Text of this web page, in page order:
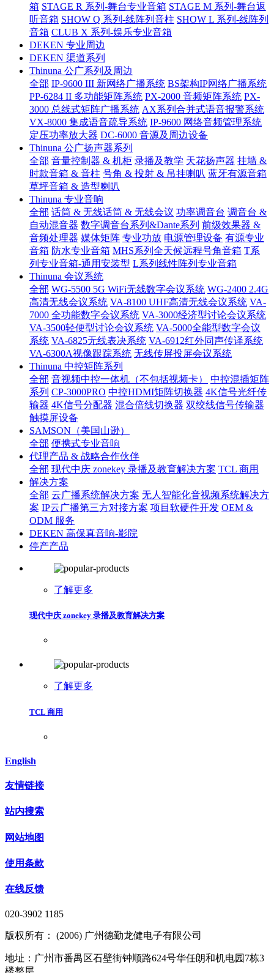
箱 STAGE R 系列-舞台专业音箱 STAGE M 系列-舞台返
听音箱 SHOW Q 系列-线阵列音柱 SHOW L 系列-线阵列
音箱 CLUB X 系列-娱乐专业音箱
DEKEN 专业周边
DEKEN 渠道系列
Thinuna 公广系列及周边
全部 IP-9600 III 新网络广播系统 BS架构IP网络广播系统
PP-6284 II 多功能矩阵系统 PX-2000 音频矩阵系统 PX-
3000 总线式矩阵广播系统 AX系列合并式语音报警系统
VX-8000 集成语音疏导系统 IP-9600 网络音频管理系统
定压功率放大器 DC-6000 音源及周边设备
Thinuna 公广扬声器系列
全部 音量控制器 & 机柜 录播及教学 天花扬声器 挂墙 &
时款音箱 & 音柱 号角 & 投射 & 吊挂喇叭 蓝牙有源音箱
草坪音箱 & 造型喇叭
Thinuna 专业音响
全部 话筒 & 无线话筒 & 无线会议 功率调音台 调音台 &
自动混音器 数字调音台系列&Dante系列 前级效果器 &
音频处理器 媒体矩阵 专业功放 电源管理设备 有源专业
音箱 防水专业音箱 MHS系列全天候远程号角音箱 T系
列专业音箱-通用安装型 L系列线性阵列专业音箱
Thinuna 会议系统
全部 WG-5500 5G WiFi无线数字会议系统 WG-2400 2.4G
高清无线会议系统 VA-8100 UHF高清无线会议系统 VA-
7000 全功能数字会议系统 VA-3000经济型讨论会议系统
VA-3500轻便型讨论会议系统 VA-5000全能型数字会议
系统 VA-6825无线表决系统 VA-6912红外同声传译系统
VA-6300A视像跟踪系统 无线传屏投屏会议系统
Thinuna 中控矩阵系列
全部 音视频中控一体机（不包括视频卡）
中控混插矩阵
系列 CP-3000PRO 中控HDMI矩阵切换器 4K信号光纤传
输器 4K信号分配器 混合倍线切换器 双绞线信号传输器
触摸屏设备
SAMSON（美国山逊）
全部 便携式专业音响
代理产品 & 战略合作伙伴
全部 现代中庆 zonekey 录播及教育解决方案 TCL 商用
解决方案
全部 云广播系统解决方案 无人智能化音视频系统解决方
案 IP云广播第三方对接方案 项目软硬件开发 OEM &
ODM 服务
DEKEN 高保真音响-影院
停产产品
了解更多
现代中庆 zonekey 录播及教育解决方案
了解更多
TCL 商用
English
友情链接
站内搜索
网站地图
使用条款
在线反馈
020-3902 1185
版权所有： (2006) 广州德勤龙健电子有限公司
地址：广州市番禺区石壁街钟顺路624号华任朗和机电园7栋3